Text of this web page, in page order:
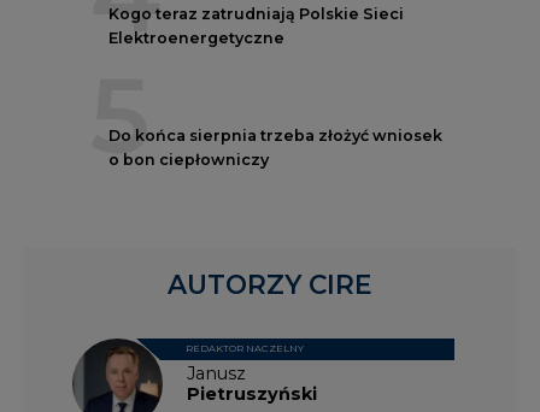
Kogo teraz zatrudniają Polskie Sieci
Elektroenergetyczne
5
Do końca sierpnia trzeba złożyć wniosek
o bon ciepłowniczy
Janusz
Pietruszyński
REDAKTOR NACZELNY
AUTORZY CIRE